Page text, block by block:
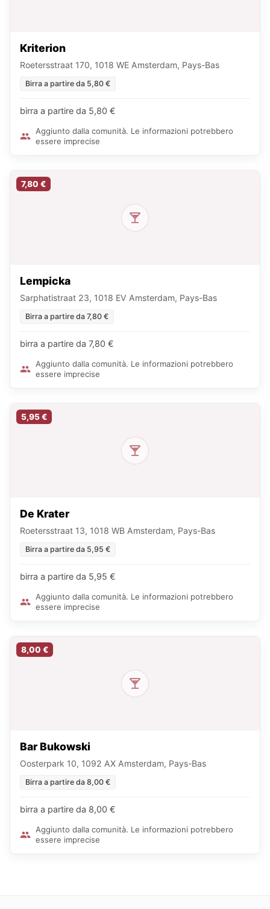
Kriterion
Roetersstraat 170, 1018 WE Amsterdam, Pays-Bas
Birra a partire da 5,80 €
birra a partire da 5,80 €
Aggiunto dalla comunità. Le informazioni potrebbero
essere imprecise
7,80 €
Lempicka
Sarphatistraat 23, 1018 EV Amsterdam, Pays-Bas
Birra a partire da 7,80 €
birra a partire da 7,80 €
Aggiunto dalla comunità. Le informazioni potrebbero
essere imprecise
5,95 €
De Krater
Roetersstraat 13, 1018 WB Amsterdam, Pays-Bas
Birra a partire da 5,95 €
birra a partire da 5,95 €
Aggiunto dalla comunità. Le informazioni potrebbero
essere imprecise
8,00 €
Bar Bukowski
Oosterpark 10, 1092 AX Amsterdam, Pays-Bas
Birra a partire da 8,00 €
birra a partire da 8,00 €
Aggiunto dalla comunità. Le informazioni potrebbero
essere imprecise